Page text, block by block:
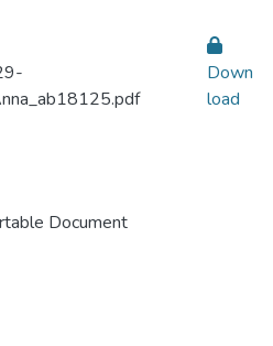
Document
Down
load